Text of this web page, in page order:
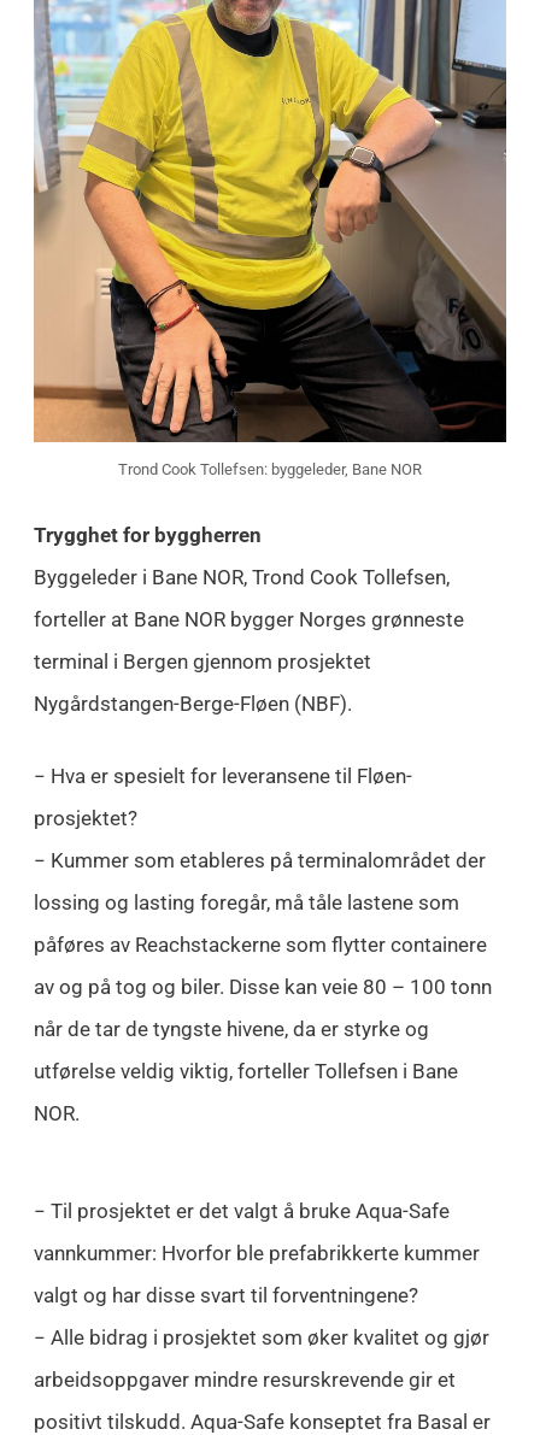
Trond Cook Tollefsen: byggeleder, Bane NOR
Trygghet for byggherren
Byggeleder i Bane NOR, Trond Cook Tollefsen,
forteller at Bane NOR bygger Norges grønneste
terminal i Bergen gjennom prosjektet
Nygårdstangen-Berge-Fløen (NBF).
− Hva er spesielt for leveransene til Fløen-
prosjektet?
− Kummer som etableres på terminalområdet der
lossing og lasting foregår, må tåle lastene som
påføres av Reachstackerne som flytter containere
av og på tog og biler. Disse kan veie 80 – 100 tonn
når de tar de tyngste hivene, da er styrke og
utførelse veldig viktig, forteller Tollefsen i Bane
NOR.
− Til prosjektet er det valgt å bruke Aqua-Safe
vannkummer: Hvorfor ble prefabrikkerte kummer
valgt og har disse svart til forventningene?
− Alle bidrag i prosjektet som øker kvalitet og gjør
arbeidsoppgaver mindre resurskrevende gir et
positivt tilskudd. Aqua-Safe konseptet fra Basal er